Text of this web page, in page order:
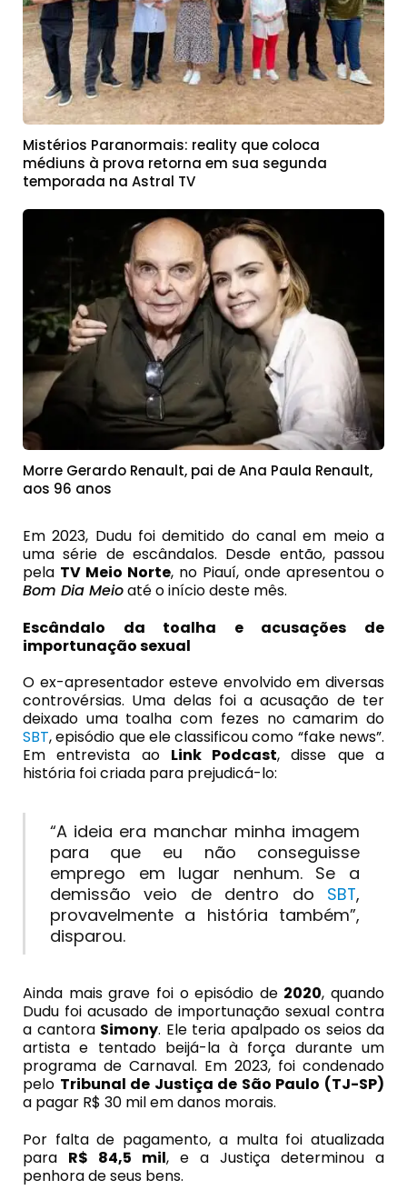
Mistérios Paranormais: reality que coloca
médiuns à prova retorna em sua segunda
temporada na Astral TV
Morre Gerardo Renault, pai de Ana Paula Renault,
aos 96 anos
Em 2023, Dudu foi demitido do canal em meio a
uma série de escândalos. Desde então, passou
pela TV Meio Norte, no Piauí, onde apresentou o
Bom Dia Meioaté o início deste mês.
Escândalo da toalha e acusações de
importunação sexual
O ex-apresentador esteve envolvido em diversas
controvérsias. Uma delas foi a acusação de ter
deixado uma toalha com fezes no camarim do
SBT, episódio que ele classificou como “fake news”.
Em entrevista ao Link Podcast, disse que a
história foi criada para prejudicá-lo:
“A ideia era manchar minha imagem
para que eu não conseguisse
emprego em lugar nenhum. Se a
demissão veio de dentro do SBT,
provavelmente a história também”,
disparou.
Ainda mais grave foi o episódio de 2020, quando
Dudu foi acusado de importunação sexual contra
a cantora Simony. Ele teria apalpado os seios da
artista e tentado beijá-la à força durante um
programa de Carnaval. Em 2023, foi condenado
pelo Tribunal de Justiça de São Paulo (TJ-SP)
a pagar R$ 30 mil em danos morais.
Por falta de pagamento, a multa foi atualizada
para R$ 84,5 mil, e a Justiça determinou a
penhora de seus bens.